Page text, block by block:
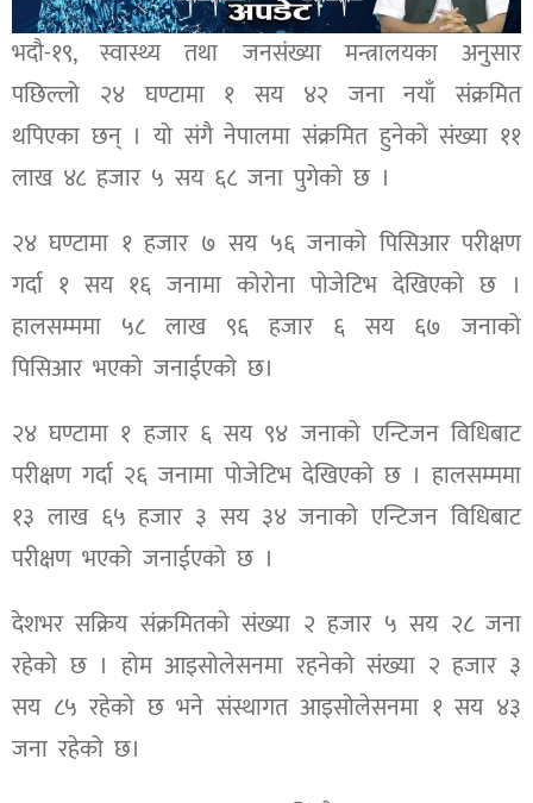
भदौ-१९, स्वास्थ्य तथा जनसंख्या मन्त्रालयका अनुसार
पछिल्लो २४ घण्टामा १ सय ४२ जना नयाँ संक्रमित
थपिएका छन् । यो संगै नेपालमा संक्रमित हुनेको संख्या ११
लाख ४८ हजार ५ सय ६८ जना पुगेको छ ।
२४ घण्टामा १ हजार ७ सय ५६ जनाको पिसिआर परीक्षण
गर्दा १ सय १६ जनामा कोरोना पोजेटिभ देखिएको छ ।
हालसम्ममा ५८ लाख ९६ हजार ६ सय ६७ जनाको
पिसिआर भएको जनाईएको छ।
२४ घण्टामा १ हजार ६ सय ९४ जनाको एन्टिजन विधिबाट
परीक्षण गर्दा २६ जनामा पोजेटिभ देखिएको छ । हालसम्ममा
१३ लाख ६५ हजार ३ सय ३४ जनाको एन्टिजन विधिबाट
परीक्षण भएको जनाईएको छ ।
देशभर सक्रिय संक्रमितको संख्या २ हजार ५ सय २८ जना
रहेको छ । होम आइसोलेसनमा रहनेको संख्या २ हजार ३
सय ८५ रहेको छ भने संस्थागत आइसोलेसनमा १ सय ४३
जना रहेको छ।